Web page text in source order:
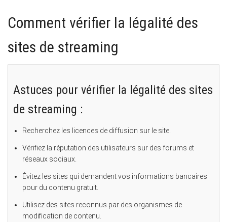
Comment vérifier la légalité des
sites de streaming
Astuces pour vérifier la légalité des sites
de streaming :
Recherchez les licences de diffusion sur le site.
Vérifiez la réputation des utilisateurs sur des forums et
réseaux sociaux.
Évitez les sites qui demandent vos informations bancaires
pour du contenu gratuit.
Utilisez des sites reconnus par des organismes de
modification de contenu.